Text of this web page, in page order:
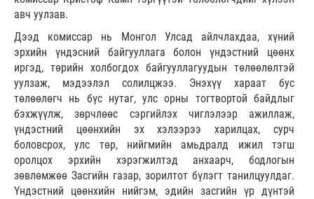
авч уулзав.
Дээд комиссар нь Монгол Улсад айлчлахдаа, хүний
эрхийн үндэсний байгууллага болон үндэстний цөөнх
иргэд, төрийн холбогдох байгууллагуудын төлөөлөлтэй
уулзаж, мэдээлэл солилцжээ. Энэхүү хараат бус
төлөөлөгч нь бүс нутаг, улс орны тогтвортой байдлыг
бэхжүүлж, зөрчлөөс сэргийлэх чиглэлээр ажиллаж,
үндэстний цөөнхийн эх хэлээрээ харилцах, сурч
боловсрох, улс төр, нийгмийн амьдралд ижил тэгш
оролцох эрхийн хэрэгжилтэд анхаарч, бодлогын
зөвлөмжөө Засгийн газар, зорилтот бүлэгт танилцуулдаг.
Үндэстний цөөнхийн нийгэм, эдийн засгийн үр дүнтэй